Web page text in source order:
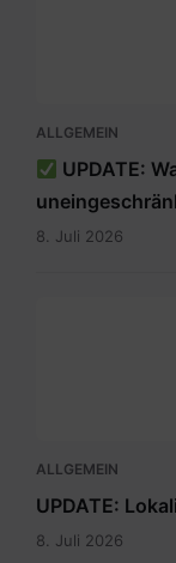
ALLGEMEIN
UPDATE:
8. Juli 2026
ALLGEMEIN
UPDATE:
8. Juli 2026